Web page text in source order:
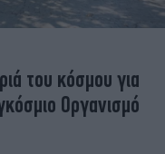
του κόσμου για
Οργανισμό